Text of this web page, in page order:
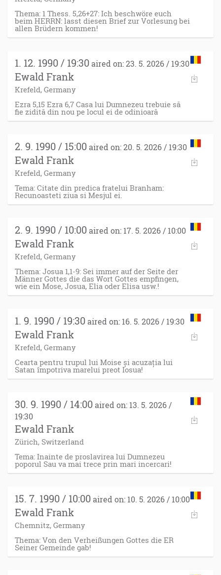
Thema: 1 Thess. 5,26+27: Ich beschwöre euch
beim HERRN: lasst diesen Brief zur Vorlesung bei
allen Brüdern kommen!
1. 12. 1990 / 19:30 aired on: 23. 5. 2026 / 19:30
Ewald Frank
Krefeld, Germany
Ezra 5,15 Ezra 6,7 Casa lui Dumnezeu trebuie să
fie zidită din nou pe locul ei de odinioară
2. 9. 1990 / 15:00 aired on: 20. 5. 2026 / 19:30
Ewald Frank
Krefeld, Germany
Tema: Citate din predica fratelui Branham:
Recunoasteti ziua si Mesjul ei.
2. 9. 1990 / 10:00 aired on: 17. 5. 2026 / 10:00
Ewald Frank
Krefeld, Germany
Thema: Josua 1,1-9: Sei immer auf der Seite der
Männer Gottes die das Wort Gottes empfingen,
wie ein Mose, Josua, Elia oder Elisa usw.!
1. 9. 1990 / 19:30 aired on: 16. 5. 2026 / 19:30
Ewald Frank
Krefeld, Germany
Cearta pentru trupul lui Moise și acuzația lui
Satan împotriva marelui preot Iosua!
30. 9. 1990 / 14:00 aired on: 13. 5. 2026 /
19:30
Ewald Frank
Zürich, Switzerland
Tema: Inainte de proslavirea lui Dumnezeu
poporul Sau va mai trece prin mari incercari!
15. 7. 1990 / 10:00 aired on: 10. 5. 2026 / 10:00
Ewald Frank
Chemnitz, Germany
Thema: Von den Verheißungen Gottes die ER
Seiner Gemeinde gab!